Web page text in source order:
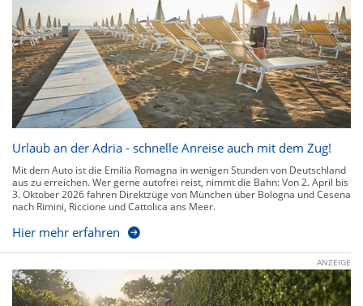
Urlaub an der Adria - schnelle Anreise auch mit dem Zug!
Mit dem Auto ist die Emilia Romagna in wenigen Stunden von Deutschland
aus zu erreichen. Wer gerne autofrei reist, nimmt die Bahn: Von 2. April bis
3. Oktober 2026 fahren Direktzüge von München über Bologna und Cesena
nach Rimini, Riccione und Cattolica ans Meer.
Hier mehr erfahren
ANZEIGE